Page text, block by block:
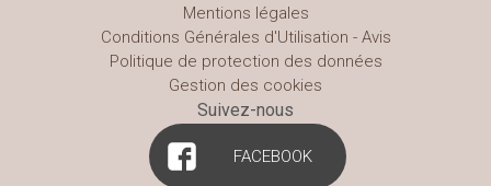
Mentions légales
Conditions Générales d'Utilisation - Avis
Politique de protection des données
Gestion des cookies
Suivez-nous
FACEBOOK